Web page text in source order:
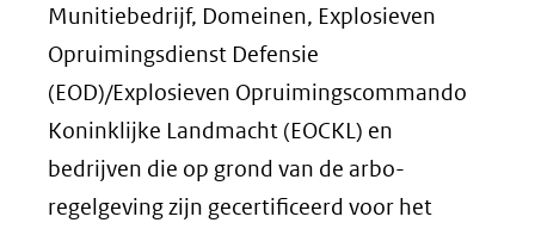
Munitiebedrijf, Domeinen, Explosieven
Opruimingsdienst Defensie
(EOD)/Explosieven Opruimingscommando
Koninklijke Landmacht (EOCKL) en
bedrijven die op grond van de arbo-
regelgeving zijn gecertificeerd voor het